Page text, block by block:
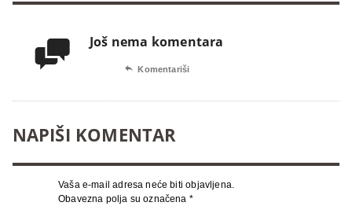
 Još nema komentara
 Komentariši
NAPIŠI KOMENTAR
Vaša e-mail adresa neće biti objavljena.
Obavezna polja su označena *